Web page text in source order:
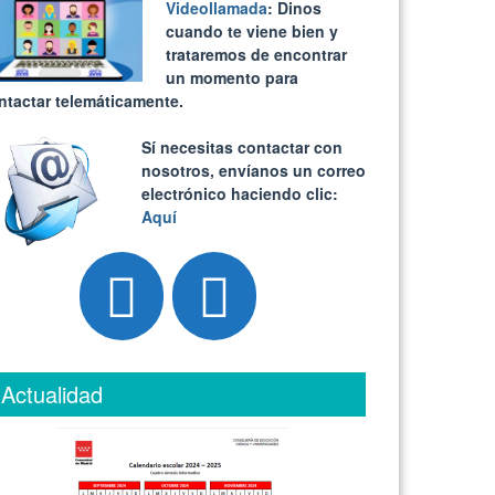
Videollamada: Dinos
cuando te viene bien y
trataremos de encontrar
un momento para
telemáticamente.
Sí necesitas contactar con
nosotros, envíanos un correo
electrónico haciendo clic:
Aquí
Actualidad